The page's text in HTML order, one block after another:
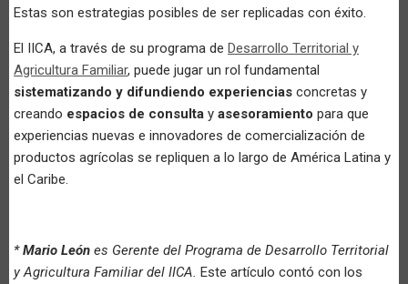
Estas son estrategias posibles de ser replicadas con éxito.
El IICA, a través de su programa de Desarrollo Territorial y
Agricultura Familiar, puede jugar un rol fundamental
sistematizando y difundiendo experiencias concretas y
creando espacios de consulta y asesoramiento para que
experiencias nuevas e innovadores de comercialización de
productos agrícolas se repliquen a lo largo de América Latina y
el Caribe.
*Mario León es Gerente del Programa de Desarrollo Territorial
y Agricultura Familiar del IICA. Este artículo contó con los